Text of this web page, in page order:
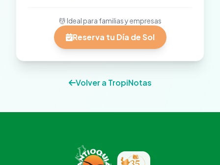
💆 Ideal para familias y empresas
Reserva tu Día de Sol
Volver a TropiNotas